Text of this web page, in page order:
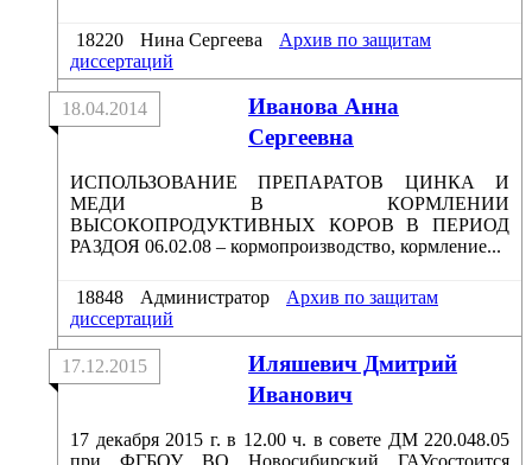
18220 Нина Сергеева
Архив по защитам
диссертаций
Иванова Анна
Сергеевна
18.04.2014
ИСПОЛЬЗОВАНИЕ ПРЕПАРАТОВ ЦИНКА И
МЕДИ В КОРМЛЕНИИ
ВЫСОКОПРОДУКТИВНЫХ КОРОВ В ПЕРИОД
РАЗДОЯ 06.02.08 – кормопроизводство, кормление...
18848 Администратор
Архив по защитам
диссертаций
Иляшевич Дмитрий
Иванович
17.12.2015
17 декабря 2015 г. в 12.00 ч. в совете ДМ 220.048.05
при ФГБОУ ВО Новосибирский ГАУсостоится